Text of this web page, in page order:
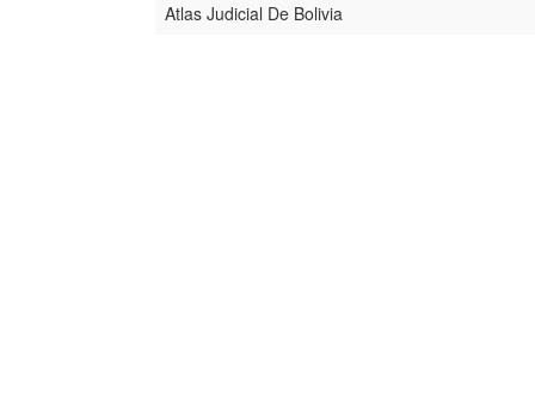
Atlas Judicial De Bolivia